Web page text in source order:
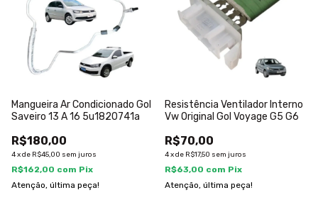
Mangueira Ar Condicionado Gol
Saveiro 13 A 16 5u1820741a
R$180,00
4xde R$45,00 sem juros
R$162,00 com Pix
Atenção, última peça!
Resistência Ventilador Interno
Vw Original Gol Voyage G5 G6
R$70,00
4xde R$17,50 sem juros
R$63,00 com Pix
Atenção, última peça!